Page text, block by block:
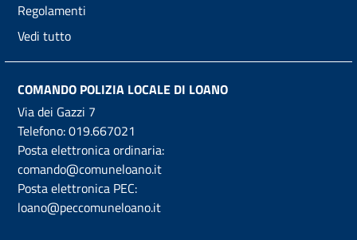
Regolamenti
Vedi tutto
COMANDO POLIZIA LOCALE DI LOANO
Via dei Gazzi 7
Telefono:019.667021
Posta elettronica ordinaria:
comando@comuneloano.it
Posta elettronica PEC:
loano@peccomuneloano.it